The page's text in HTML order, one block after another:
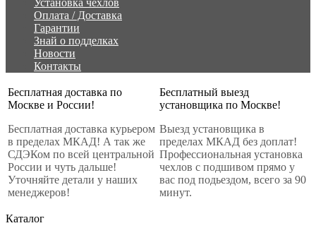
Установка чехлов
Оплата / Доставка
Гарантии
Знай о подделках
Новости
Контакты
Бесплатная доставка по
Москве и России!
Бесплатная доставка курьером
в пределах МКАД! А так же
СДЭКом по всей центральной
России и чуть дальше!
Уточняйте детали у наших
менеджеров!
Бесплатный выезд
установщика по Москве!
Выезд установщика в
пределах МКАД без доплат!
Профессиональная установка
чехлов с подшивом прямо у
вас под подьездом, всего за 90
минут.
Каталог